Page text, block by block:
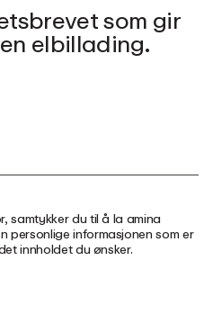
som gir
elbillading.
samtykker du til å la amina
personlige informasjonen som er
innholdet du ønsker.